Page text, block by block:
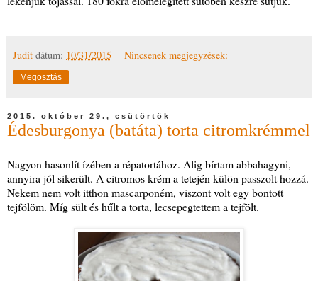
Judit dátum: 10/31/2015 Nincsenek megjegyzések:
Megosztás
2015. október 29., csütörtök
Édesburgonya (batáta) torta citromkrémmel
Nagyon hasonlít ízében a répatortához. Alig bírtam abbahagyni,
annyira jól sikerült. A citromos krém a tetején külön passzolt hozzá.
Nekem nem volt itthon mascarponém, viszont volt egy bontott
tejfölöm. Míg sült és hűlt a torta, lecsepegtettem a tejfölt.